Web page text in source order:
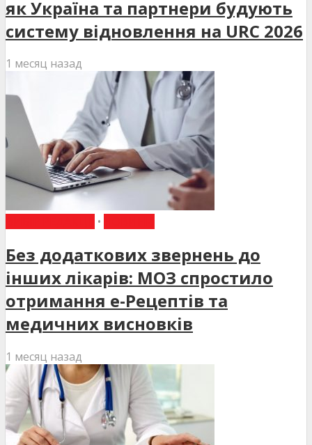
як Україна та партнери будують
систему відновлення на URC 2026
1 месяц назад
•
Без додаткових звернень до
інших лікарів: МОЗ спростило
отримання е-Рецептів та
медичних висновків
1 месяц назад